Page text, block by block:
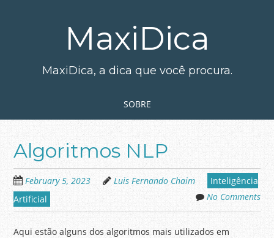
MaxiDica
MaxiDica, a dica que você procura.
SOBRE
Algoritmos NLP
February 5, 2023 Luis Fernando Chaim
Inteligência
Artificial
No Comments
Aqui estão alguns dos algoritmos mais utilizados em